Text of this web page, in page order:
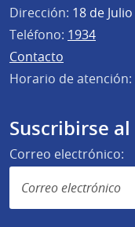
Dirección: 18 de
Teléfono: 1934
Contacto
Horario de atención:
Suscribirse
Correo electrónico: